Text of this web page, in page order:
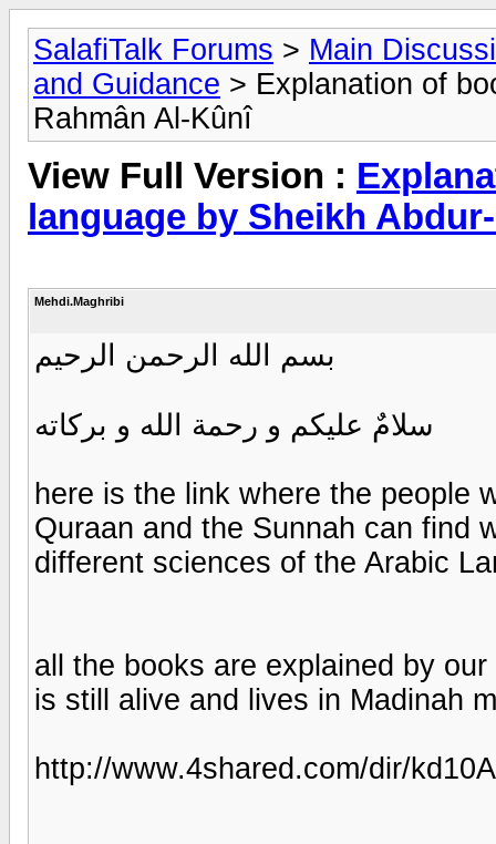
SalafiTalk Forums > Main
and Guidance > Explanation of
Rahmân Al-Kûnî
View Full Version :
language by Sheikh
Mehdi.Maghribi
بسم الله الرحمن الرحيم
سلامٌ عليكم و رحمة الله و بركاته
here is the link where the people
Quraan and the Sunnah can find
different sciences of the Arabic
all the books are explained by
is still alive and lives in Madinah
http://www.4shared.com/dir/